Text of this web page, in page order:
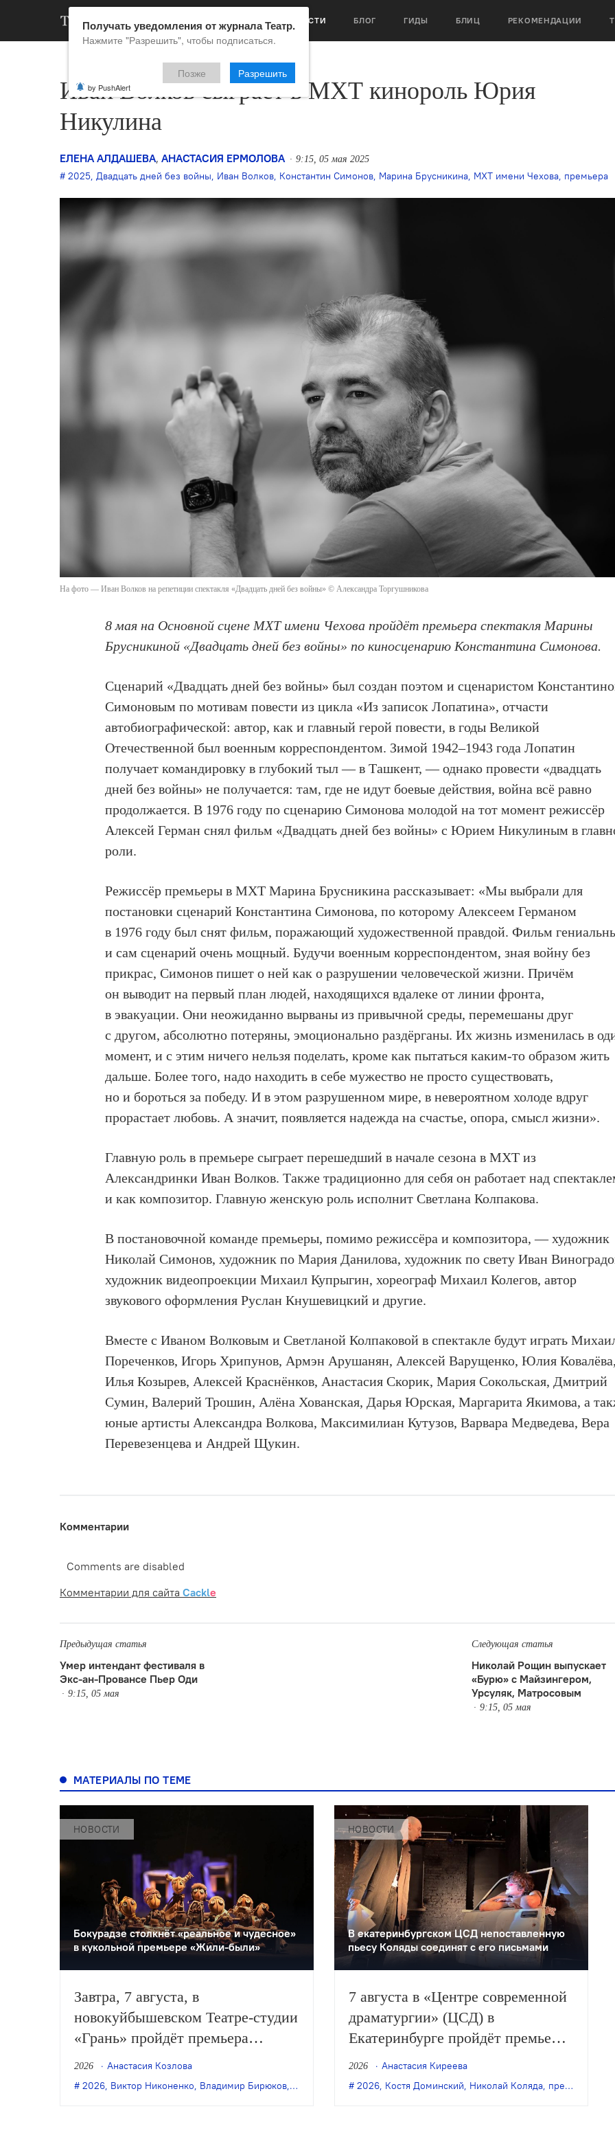
НОВОСТИ БЛОГ ГИДЫ БЛИЦ РЕКОМЕНДАЦИИ
Иван Волков сыграет в МХТ кинороль Юрия
Никулина
ЕЛЕНА АЛДАШЕВА, АНАСТАСИЯ ЕРМОЛОВА 9:15, 05 мая 2025
2025, Двадцать дней без войны, Иван Волков, Константин Симонов, Марина Брусникина, МХТ имени Чехова, премьера
На фото — Иван Волков на репетиции спектакля «Двадцать дней без войны» © Александра Торгушникова
8 мая на Основной сцене МХТ имени Чехова пройдёт премьера спектакля Марины
Брусникиной «Двадцать дней без войны» по киносценарию Константина Симонова.
Сценарий «Двадцать дней без войны» был создан поэтом и сценаристом
Симоновым по мотивам повести из цикла «Из записок Лопатина», отчасти
автобиографической: автор, как и главный герой повести, в годы Великой
Отечественной был военным корреспондентом. Зимой 1942–1943 года Лопатин
получает командировку в глубокий тыл — в Ташкент, — однако провести «двадцать
дней без войны» не получается: там, где не идут боевые действия, война всё равно
продолжается. В 1976 году по сценарию Симонова молодой на тот момент режиссёр
Алексей Герман снял фильм «Двадцать дней без войны» с Юрием Никулиным в
роли.
Режиссёр премьеры в МХТ Марина Брусникина рассказывает: «Мы выбрали для
постановки сценарий Константина Симонова, по которому Алексеем Германом
в 1976 году был снят фильм, поражающий художественной правдой. Фильм
и сам сценарий очень мощный. Будучи военным корреспондентом, зная войну без
прикрас, Симонов пишет о ней как о разрушении человеческой жизни. Причём
он выводит на первый план людей, находящихся вдалеке от линии фронта,
в эвакуации. Они неожиданно вырваны из привычной среды, перемешаны друг
с другом, абсолютно потеряны, эмоционально раздёрганы. Их жизнь изменилась в
момент, и с этим ничего нельзя поделать, кроме как пытаться каким-то образом жить
дальше. Более того, надо находить в себе мужество не просто существовать,
но и бороться за победу. И в этом разрушенном мире, в невероятном холоде вдруг
прорастает любовь. А значит, появляется надежда на счастье, опора, смысл жизни».
Главную роль в премьере сыграет перешедший в начале сезона в МХТ из
Александринки Иван Волков. Также традиционно для себя он работает над
и как композитор. Главную женскую роль исполнит Светлана Колпакова.
В постановочной команде премьеры, помимо режиссёра и композитора, — художник
Николай Симонов, художник по Мария Данилова, художник по свету Иван
художник видеопроекции Михаил Купрыгин, хореограф Михаил Колегов, автор
звукового оформления Руслан Кнушевицкий и другие.
Вместе с Иваном Волковым и Светланой Колпаковой в спектакле будут играть
Пореченков, Игорь Хрипунов, Армэн Арушанян, Алексей Варущенко, Юлия Ковалёва,
Илья Козырев, Алексей Краснёнков, Анастасия Скорик, Мария Сокольская, Дмитрий
Сумин, Валерий Трошин, Алёна Хованская, Дарья Юрская, Маргарита Якимова, а
юные артисты Александра Волкова, Максимилиан Кутузов, Варвара Медведева, Вера
Перевезенцева и Андрей Щукин.
Комментарии
Comments are disabled
Комментарии для сайта Cackle
Предыдущая статья
Умер интендант фестиваля в
Экс-ан-Провансе Пьер Оди
9:15, 05 мая
Следующая статья
Николай Рощин выпускает
«Бурю» с Майзингером,
Урсуляк, Матросовым
9:15, 05 мая
МАТЕРИАЛЫ ПО ТЕМЕ
НОВОСТИ
Бокурадзе столкнëт «реальное и чудесное»
в кукольной премьере «Жили-были»
Завтра, 7 августа, в
новокуйбышевском Театре-студии
«Грань» пройдёт премьера
спектакля Дениса Бокурадзе
«Жили-были» по пьесе
2026
Анастасия Козлова
2026, Виктор Никоненко, Владимир Бирюков, Грань Денис Бокурадзе,Новокуйбышевск,премьера,театр кукол
НОВОСТИ
В екатеринбургском ЦСД непоставленную
пьесу Коляды соединят с его письмами
7 августа в «Центре современной
драматургии» (ЦСД) в
Екатеринбурге пройдёт премьера
спектакля Кости Доминского
«Симонов и Кузнецов» по
2026
Анастасия Киреева
2026, Костя Доминский, Николай Коляда, премьера
Получать уведомления от журнала Театр.
Нажмите "Разрешить", чтобы подписаться.
Позже Разрешить
by PushAlert